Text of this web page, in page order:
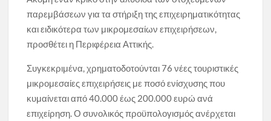
παρεμβάσεων για τα στήριξη της επιχειρηματικότητας
και ειδικότερα των μικρομεσαίων επιχειρήσεων,
προσθέτει η Περιφέρεια Αττικής.
Συγκεκριμένα, χρηματοδοτούνται 76 νέες τουριστικές
μικρομεσαίες επιχειρήσεις με ποσό ενίσχυσης που
κυμαίνεται από 40.000 έως 200.000 ευρώ ανά
επιχείρηση. Ο συνολικός προϋπολογισμός ανέρχεται